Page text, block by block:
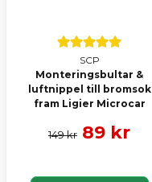
SCP
Monteringsbultar &
luftnippel till bromsok
fram Ligier Microcar
149 kr 89 kr